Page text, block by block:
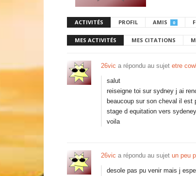
ACTIVITÉS PROFIL AMIS 0
MES ACTIVITÉS MES CITATIONS
26vic a répondu au sujet etre
salut
reiseigne toi sur sydney j ai
beaucoup sur son cheval il
stage d equitation vers sydeney
voila
26vic a répondu au sujet un peu
desole pas pu venir mais j